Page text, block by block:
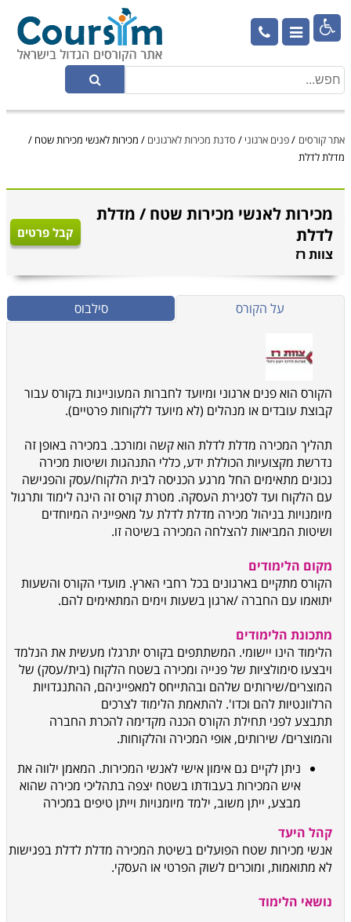

אתר קורסים /פנים ארגוני / סדנת מכירות לארגונים / מכירות לאנשי מכירות שטח /
מדלת לדלת
מכירות לאנשי מכירות שטח / מדלת
לדלת
צוות רז
קבל פרטים
על הקורס סילבוס
הקורס הוא פנים ארגוני ומיועד לחברות המעוניינות בקורס עבור
קבוצת עובדים או מנהלים (לא מיועד ללקוחות פרטיים).
תהליך המכירה מדלת לדלת הוא קשה ומורכב. במכירה באופן זה
נדרשת מקצועיות הכוללת ידע, כללי התנהגות ושיטות מכירה
נכונים מתאימים החל מרגע הכניסה לבית הלקוח/עסק והפגישה
עם הלקוח ועד לסגירת העסקה. מטרת קורס זה הינה לימוד ותרגול
מיומנויות בניהול מכירה מדלת לדלת על מאפייניה המיוחדים
ושיטות המביאות להצלחה המכירה בשיטה זו.
מקום הלימודים
הקורס מתקיים בארגונים בכל רחבי הארץ. מועדי הקורס והשעות
יתואמו עם החברה /ארגון בשעות וימים המתאימים להם.
מתכונת הלימודים
הלימוד הינו יישומי. המשתתפים בקורס יתרגלו מעשית את הנלמד
ויבצעו סימולציות של פנייה ומכירה בשטח הלקוח (בית/עסק) של
המוצרים/שירותים שלהם ובהתייחס למאפייניהם, ההתנגדויות
הרלוונטיות להם וכדו'. להתאמת הלימוד לצרכים
תתבצע לפני תחילת הקורס הכנה מקדימה להכרת החברה
והמוצרים/ שירותים, אופי המכירה והלקוחות.
ניתן לקיים גם אימון אישי לאנשי המכירות. המאמן ילווה את
איש המכירות בעבודתו בשטח יצפה בתהליכי מכירה שהוא
מבצע, ייתן משוב, ילמד מיומנויות וייתן טיפים במכירה
קהל היעד
אנשי מכירות שטח הפועלים בשיטת המכירה מדלת לדלת בפגישות
לא מתואמות, ומוכרים לשוק הפרטי או העסקי.
נושאי הלימוד